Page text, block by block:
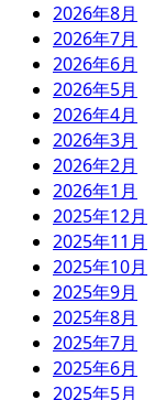
2026年8月
2026年7月
2026年6月
2026年5月
2026年4月
2026年3月
2026年2月
2026年1月
2025年12月
2025年11月
2025年10月
2025年9月
2025年8月
2025年7月
2025年6月
2025年5月